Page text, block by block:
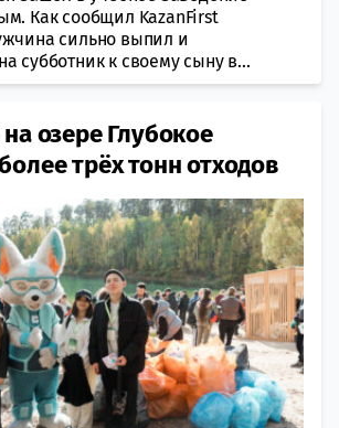
Как сообщил KazanFirst
сильно выпил и
субботник к своему сыну в...
озере Глубокое
трёх тонн отходов